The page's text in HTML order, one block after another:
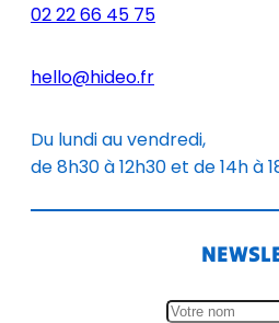
02 22 66 45 75
hello@hideo.fr
Du lundi au vendredi,
de 8h30 à 12h30 et de 14h à